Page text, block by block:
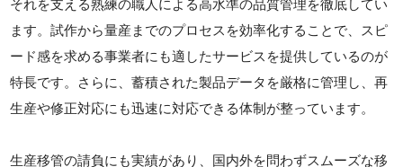
それを支える熟練の職人による高水準の品質管理を徹底してい
ます。試作から量産までのプロセスを効率化することで、スピ
ード感を求める事業者にも適したサービスを提供しているのが
特長です。さらに、蓄積された製品データを厳格に管理し、再
生産や修正対応にも迅速に対応できる体制が整っています。
生産移管の請負にも実績があり、国内外を問わずスムーズな移